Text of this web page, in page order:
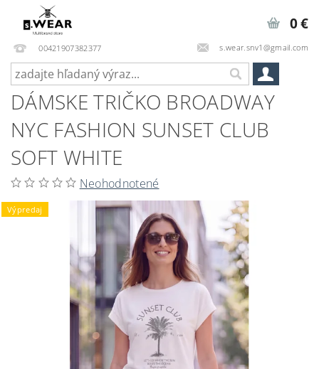
00421907382377 s.wear.snv1@gmail.com
0 €
DÁMSKE TRIČKO BROADWAY
NYC FASHION SUNSET CLUB
SOFT WHITE
Neohodnotené
Výpredaj